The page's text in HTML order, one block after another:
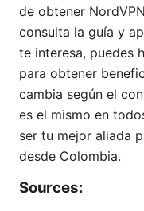
de obtener
consulta la guía y
te interesa, puedes
para obtener
cambia según el
es el mismo en
ser tu mejor aliada
desde Colombia.
Sources: